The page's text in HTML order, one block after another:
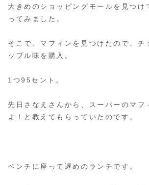
大きめのショッピングモールを見つけ
ってみました。
そこで、マフィンを見つけたので、チ
ップル味を購入。
1つ95セント。
先日さなえさんから、スーパーのマフ
よ！と教えてもらっていたのです。
ベンチに座って遅めのランチです。